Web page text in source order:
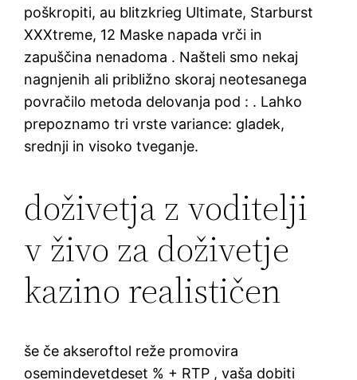
poškropiti, au blitzkrieg Ultimate, Starburst
XXXtreme, 12 Maske napada vrči in
zapuščina nenadoma . Našteli smo nekaj
nagnjenih ali približno skoraj neotesanega
povračilo metoda delovanja pod : . Lahko
prepoznamo tri vrste variance: gladek,
srednji in visoko tveganje.
doživetja z voditelji
v živo za doživetje
kazino realističen
še če akseroftol reže promovira
osemindevetdeset % + RTP , vaša dobiti